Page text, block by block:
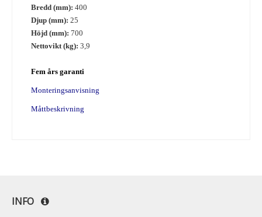
Bredd (mm): 400
Djup (mm): 25
Höjd (mm): 700
Nettovikt (kg): 3,9
Fem års garanti
Monteringsanvisning
Måttbeskrivning
INFO